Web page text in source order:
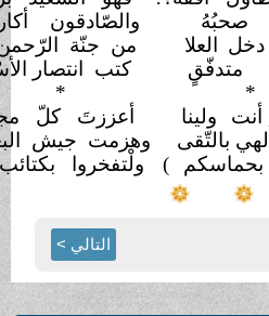
والصّادقون أكارمُ الأقوام !
من جنّة الرّحمن ذي الإنعام !
كتب انتصار الأسْد في الآجام !
* *
*
أعززتَ كلّ مجاهدٍ مقدامِ !
وهزمت جيش البغي والإجرامِ !
ولْتفخروا بكتائب القسّام !!